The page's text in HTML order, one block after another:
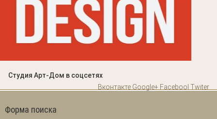
Студия Арт-Дом в соцсетях
Вконтакте Google+ Facebool Twiter
Форма поиска